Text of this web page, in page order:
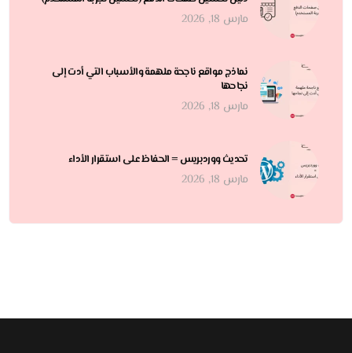
مارس 18, 2026
نماذج مواقع ناجحة ملهمة والأسباب التي أدت إلى
نجاحها
مارس 18, 2026
تحديث ووردبريس = الحفاظ على استقرار الأداء
مارس 18, 2026